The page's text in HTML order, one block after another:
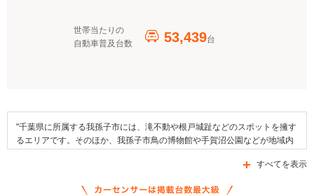
世帯当たりの
自動車普及台数
53,439台
"千葉県に所属する我孫子市には、滝不動や根戸城趾などのスポットを擁す
るエリアです。そのほか、我孫子市鳥の博物館や手賀沼公園などが地域内
つりや布佐もみじまつり、あびこカッパまつりを挙げることができます。
すべてを表示